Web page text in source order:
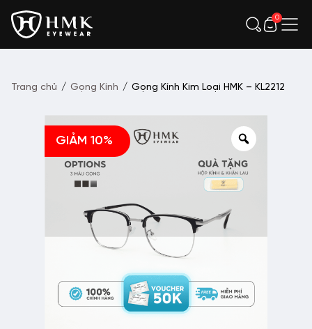
0
Trang chủ / Gọng Kính / Gọng Kính Kim Loại HMK – KL2212
GIẢM 10%